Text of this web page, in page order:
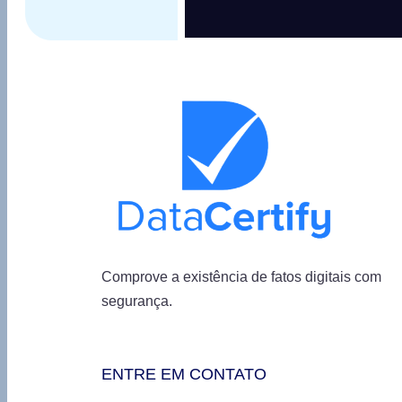
Comprove a existência de fatos digitais com
segurança.
ENTRE EM CONTATO